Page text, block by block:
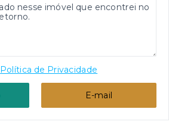
Política de Privacidade
E-mail